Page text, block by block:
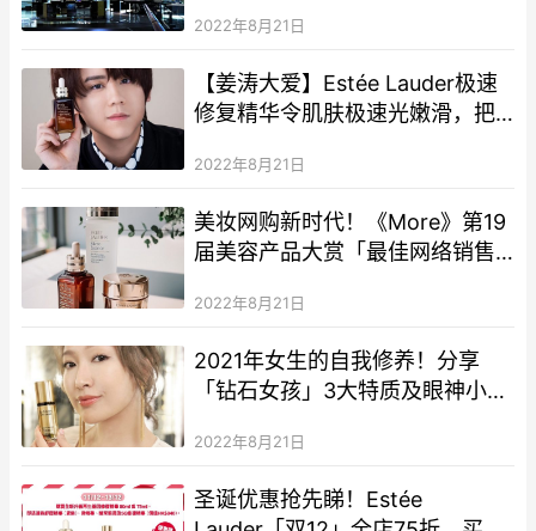
LANCÔME、SHISEIDO、
2022年8月21日
【姜涛大爱】Estée Lauder极速
修复精华令肌肤极速光嫩滑，把
量！
2022年8月21日
美妆网购新时代！《More》第19
届美容产品大赏「最佳网络销售
2022年8月21日
2021年女生的自我修养！分享
「钻石女孩」3大特质及眼神小心
2022年8月21日
圣诞优惠抢先睇！Estée